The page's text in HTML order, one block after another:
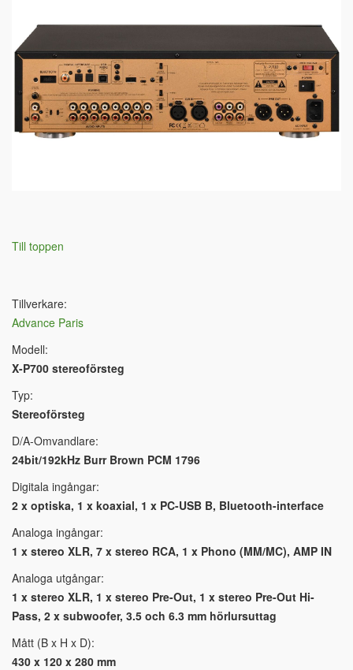
Till toppen
Tillverkare:
Advance Paris
Modell:
X-P700 stereoförsteg
Typ:
Stereoförsteg
D/A-Omvandlare:
24bit/192kHz Burr Brown PCM 1796
Digitala ingångar:
2 x optiska, 1 x koaxial, 1 x PC-USB B, Bluetooth-interface
Analoga ingångar:
1 x stereo XLR, 7 x stereo RCA, 1 x Phono (MM/MC), AMP IN
Analoga utgångar:
1 x stereo XLR, 1 x stereo Pre-Out, 1 x stereo Pre-Out Hi-
Pass, 2 x subwoofer, 3.5 och 6.3 mm hörlursuttag
Mått (B x H x D):
430 x 120 x 280 mm